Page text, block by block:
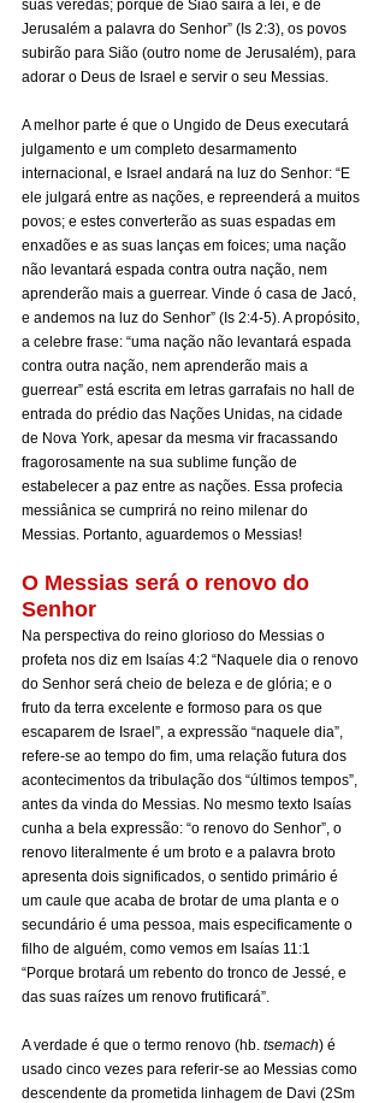
suas veredas; porque de Sião sairá a lei, e de
Jerusalém a palavra do Senhor” (Is 2:3), os povos
subirão para Sião (outro nome de Jerusalém), para
adorar o Deus de Israel e servir o seu Messias.
A melhor parte é que o Ungido de Deus executará
julgamento e um completo desarmamento
internacional, e Israel andará na luz do Senhor: “E
ele julgará entre as nações, e repreenderá a muitos
povos; e estes converterão as suas espadas em
enxadões e as suas lanças em foices; uma nação
não levantará espada contra outra nação, nem
aprenderão mais a guerrear. Vinde ó casa de Jacó,
e andemos na luz do Senhor” (Is 2:4-5). A propósito,
a celebre frase: “uma nação não levantará espada
contra outra nação, nem aprenderão mais a
guerrear” está escrita em letras garrafais no hall de
entrada do prédio das Nações Unidas, na cidade
de Nova York, apesar da mesma vir fracassando
fragorosamente na sua sublime função de
estabelecer a paz entre as nações. Essa profecia
messiânica se cumprirá no reino milenar do
Messias. Portanto, aguardemos o Messias!
O Messias será o renovo do
Senhor
Na perspectiva do reino glorioso do Messias o
profeta nos diz em Isaías 4:2 “Naquele dia o renovo
do Senhor será cheio de beleza e de glória; e o
fruto da terra excelente e formoso para os que
escaparem de Israel”, a expressão “naquele dia”,
refere-se ao tempo do fim, uma relação futura dos
acontecimentos da tribulação dos “últimos tempos”,
antes da vinda do Messias. No mesmo texto Isaías
cunha a bela expressão: “o renovo do Senhor”, o
renovo literalmente é um broto e a palavra broto
apresenta dois significados, o sentido primário é
um caule que acaba de brotar de uma planta e o
secundário é uma pessoa, mais especificamente o
filho de alguém, como vemos em Isaías 11:1
“Porque brotará um rebento do tronco de Jessé, e
das suas raízes um renovo frutificará”.
A verdade é que o termo renovo (hb. tsemach) é
usado cinco vezes para referir-se ao Messias como
descendente da prometida linhagem de Davi (2Sm